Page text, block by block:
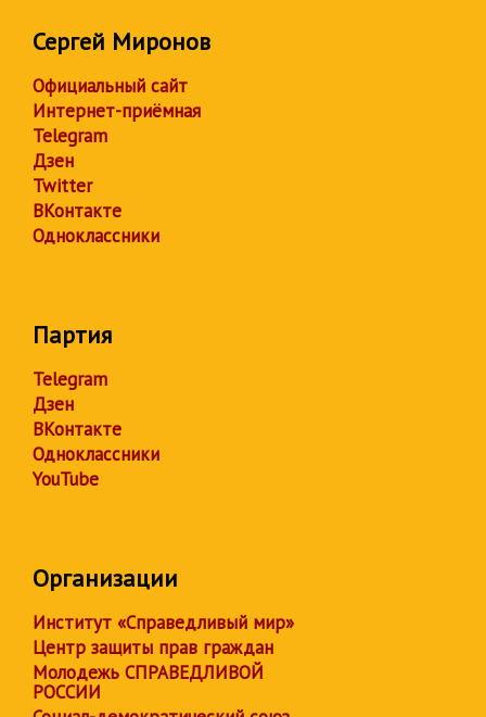
Сергей Миронов
Официальный сайт
Интернет-приёмная
Telegram
Дзен
Twitter
ВКонтакте
Одноклассники
Партия
Telegram
Дзен
ВКонтакте
Одноклассники
YouTube
Организации
Институт «Справедливый мир»
Центр защиты прав граждан
Молодежь СПРАВЕДЛИВОЙ
РОССИИ